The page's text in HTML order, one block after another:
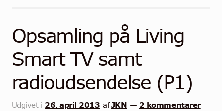
Opsamling på Living
Smart TV samt
radioudsendelse (P1)
Udgivet i 26. april 2013 afJKN — 2 kommentarer